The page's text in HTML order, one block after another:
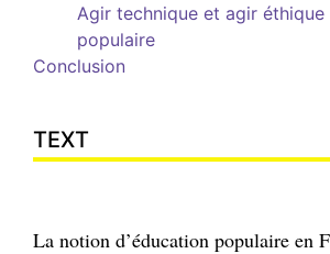
Agir technique et agir éthique
populaire
Conclusion
TEXT
La notion d’éducation populaire en